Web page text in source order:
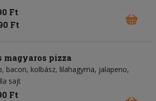
Ft
Ft
magyaros pizza
bacon kolbász lilahagyma jalapeno
sajt
Ft